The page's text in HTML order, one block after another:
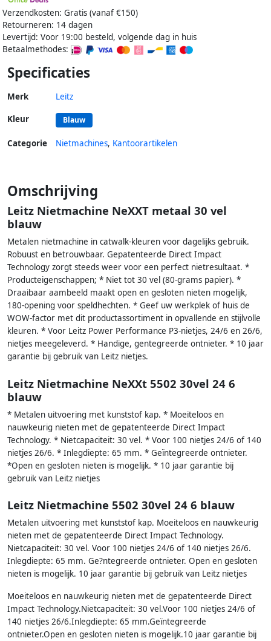
Verzendkosten: Gratis (vanaf €150)
Retourneren: 14 dagen
Levertijd: Voor 19:00 besteld, volgende dag in huis
Betaalmethodes:
Specificaties
Merk Leitz
Kleur Blauw
Categorie Nietmachines, Kantoorartikelen
Omschrijving
Leitz Nietmachine NeXXT metaal 30 vel
blauw
Metalen nietmachine in catwalk-kleuren voor dagelijks gebruik.
Robuust en betrouwbaar. Gepatenteerde Direct Impact
Technology zorgt steeds weer voor een perfect nietresultaat. *
Producteigenschappen; * Niet tot 30 vel (80-grams papier). *
Draaibaar aambeeld maakt open en gesloten nieten mogelijk,
180-opening voor speldhechten. * Geef uw werkplek of huis de
WOW-factor met dit productassortiment in opvallende en stijlvolle
kleuren. * Voor Leitz Power Performance P3-nietjes, 24/6 en 26/6,
nietjes meegeleverd. * Handige, gentegreerde ontnieter. * 10 jaar
garantie bij gebruik van Leitz nietjes.
Leitz Nietmachine NeXXt 5502 30vel 24 6
blauw
* Metalen uitvoering met kunststof kap. * Moeiteloos en
nauwkeurig nieten met de gepatenteerde Direct Impact
Technology. * Nietcapaciteit: 30 vel. * Voor 100 nietjes 24/6 of 140
nietjes 26/6. * Inlegdiepte: 65 mm. * Geïntegreerde ontnieter.
*Open en gesloten nieten is mogelijk. * 10 jaar garantie bij
gebruik van Leitz nietjes
Leitz Nietmachine 5502 30vel 24 6 blauw
Metalen uitvoering met kunststof kap. Moeiteloos en nauwkeurig
nieten met de gepatenteerde Direct Impact Technology.
Nietcapaciteit: 30 vel. Voor 100 nietjes 24/6 of 140 nietjes 26/6.
Inlegdiepte: 65 mm. Ge?ntegreerde ontnieter. Open en gesloten
nieten is mogelijk. 10 jaar garantie bij gebruik van Leitz nietjes
Moeiteloos en nauwkeurig nieten met de gepatenteerde Direct
Impact Technology.Nietcapaciteit: 30 vel.Voor 100 nietjes 24/6 of
140 nietjes 26/6.Inlegdiepte: 65 mm.Geïntegreerde
ontnieter.Open en gesloten nieten is mogelijk.10 jaar garantie bij